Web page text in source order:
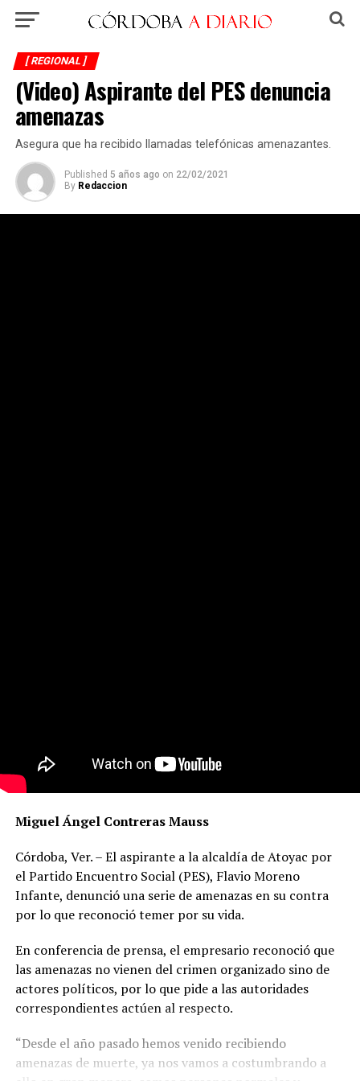
[ REGIONAL ]
(Video) Aspirante del PES denuncia
amenazas
Asegura que ha recibido llamadas telefónicas amenazantes.
Published 5 años ago on 22/02/2021
By Redaccion
Miguel Ángel Contreras Mauss
Córdoba, Ver. – El aspirante a la alcaldía de Atoyac por
el Partido Encuentro Social (PES), Flavio Moreno
Infante, denunció una serie de amenazas en su contra
por lo que reconoció temer por su vida.
En conferencia de prensa, el empresario reconoció que
las amenazas no vienen del crimen organizado sino de
actores políticos, por lo que pide a las autoridades
correspondientes actúen al respecto.
“Desde el año pasado hemos venido recibiendo
amenazas de muerte, ya nos vamos a costumbrando a